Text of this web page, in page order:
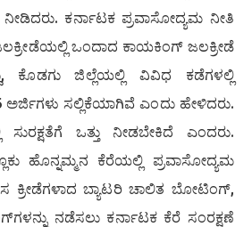
ಕರ್ನಾಟಕ ಪ್ರವಾಸೋದ್ಯಮ ನೀತಿ
ಒಂದಾದ ಕಾಯಕಿಂಗ್ ಜಲಕ್ರೀಡೆ
ಕೊಡಗು ಜಿಲ್ಲೆಯಲ್ಲಿ ವಿವಿಧ ಕಡೆಗಳಲ್ಲಿ
ಸಲ್ಲಿಕೆಯಾಗಿವೆ ಎಂದು ಹೇಳಿದರು.
ಸುರಕ್ಷತೆಗೆ ಒತ್ತು ನೀಡಬೇಕಿದೆ ಎಂದರು.
ಹೊನ್ನಮ್ಮನ ಕೆರೆಯಲ್ಲಿ ಪ್ರವಾಸೋದ್ಯಮ
ಬ್ಯಾಟರಿ ಚಾಲಿತ ಬೋಟಿಂಗ್,
ನಡೆಸಲು ಕರ್ನಾಟಕ ಕೆರೆ ಸಂರಕ್ಷಣೆ